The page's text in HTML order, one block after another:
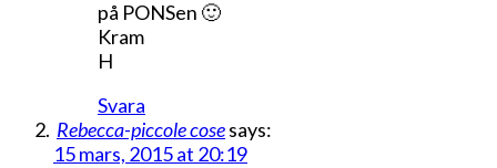
på PONSen 🙂
Kram
H
Svara
Rebecca-piccole cosesays:
15 mars, 2015 at 20:19